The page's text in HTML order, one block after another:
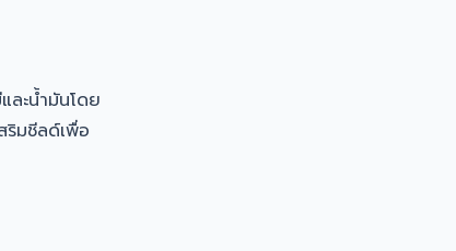
ละน้ำมันโดย
ริมชีลด์เพื่อ